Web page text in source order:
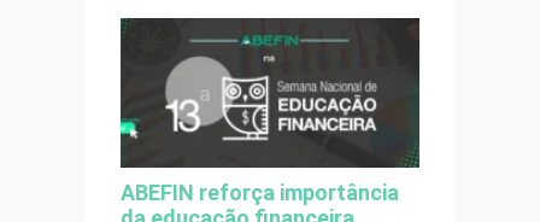
ABEFIN reforça importância